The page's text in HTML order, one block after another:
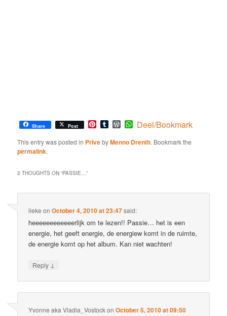
Share Post Pinterest
TumblrWordPress
WhatsApp
Deel/Bookmark
This entry was posted in PrivebyMenno Drenth. Bookmark the
permalink.
2 THOUGHTS ON “PASSIE…”
lieke onOctober 4, 2010 at 23:47said:
heeeeeeeeeeeerlijk om te lezen!! Passie… het is een
energie, het geeft energie, de energiew komt in de ruimte,
de energie komt op het album. Kan niet wachten!
Reply ↓
Yvonne aka Vladia_VostockonOctober 5, 2010 at 09:50